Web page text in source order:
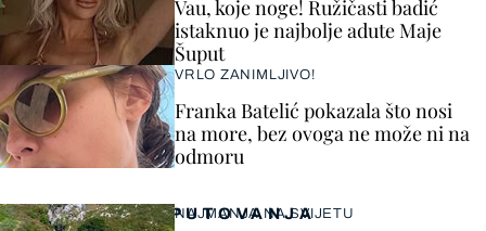
Vau, koje noge! Ružičasti badić
istaknuo je najbolje adute Maje
Šuput
VRLO ZANIMLJIVO!
Franka Batelić pokazala što nosi
na more, bez ovoga ne može ni na
odmoru
PUTOVANJA
NAJMANJA NA SVIJETU